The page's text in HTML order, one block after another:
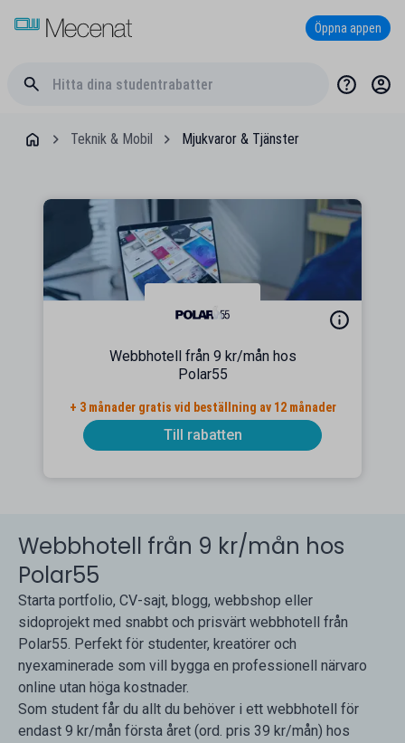
Öppna appen
Teknik & Mobil Mjukvaror & Tjänster
Webbhotell från 9 kr/mån hos
Polar55
+ 3 månader gratis vid beställning av 12 månader
Till rabatten
Webbhotell från 9 kr/mån hos
Polar55
Starta portfolio, CV-sajt, blogg, webbshop eller
sidoprojekt med snabbt och prisvärt webbhotell från
Polar55. Perfekt för studenter, kreatörer och
nyexaminerade som vill bygga en professionell närvaro
online utan höga kostnader.
Som student får du allt du behöver i ett webbhotell för
endast 9 kr/mån första året (ord. pris 39 kr/mån) hos